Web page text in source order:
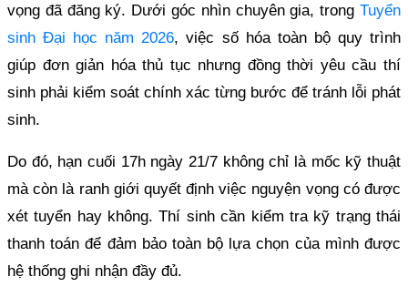
vọng đã đăng ký. Dưới góc nhìn chuyên gia, trong Tuyển
sinh Đại học năm 2026, việc số hóa toàn bộ quy trình
giúp đơn giản hóa thủ tục nhưng đồng thời yêu cầu thí
sinh phải kiểm soát chính xác từng bước để tránh lỗi phát
sinh.
Do đó, hạn cuối 17h ngày 21/7 không chỉ là mốc kỹ thuật
mà còn là ranh giới quyết định việc nguyện vọng có được
xét tuyển hay không. Thí sinh cần kiểm tra kỹ trạng thái
thanh toán để đảm bảo toàn bộ lựa chọn của mình được
hệ thống ghi nhận đầy đủ.